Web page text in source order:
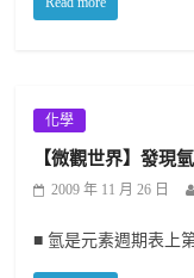
化學
【微觀世界】發現
2009 年 11 月 26 日
■ 氫是元素週期表上